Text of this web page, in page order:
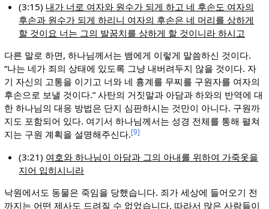
(3:15) 내가 너로 여자와 원수가 되게 하고 네 후손도 여자의
후손과 원수가 되게 하리니 여자의 후손은 네 머리를 상하게
할 것이요 너는 그의 발꿈치를 상하게 할 것이니라 하시고
다른 말로 하면, 하나님께서는 뱀에게 이렇게 말씀하신 것이다.
“나는 네가 죄의 상태에 있도록 그냥 내버려두지 않을 것이다. 자
기 자신의 고통을 이기고 너와 네 흉계를 무찌를 구원자를 여자의
후손으로 보낼 것이다.” 사탄의 거짓말과 아담과 하와의 반역에 대
한 하나님의 대응 방법은 단지 심판하시는 것만이 아니다. 구원까
지도 포함되어 있다. 여기서 하나님께서는 성경 전체를 통해 펼쳐
지는 구원 계획을 설명해주신다.[9]
(3:21) 여호와 하나님이 아담과 그의 아내를 위하여 가죽옷을
지어 입히시니라
낙원에서도 동물은 죽임을 당했습니다. 죄가 세상에 들어오기 전
까지는 어떤 제사도 드려질 수 없었습니다. 따라서 많은 사람들이